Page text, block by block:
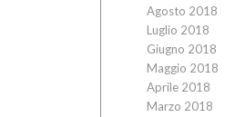
Agosto 2018
Luglio 2018
Giugno 2018
Maggio 2018
Aprile 2018
Marzo 2018